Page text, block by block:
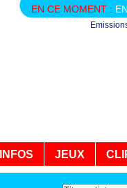
EN CE MOMENT :
INFOS JEUX